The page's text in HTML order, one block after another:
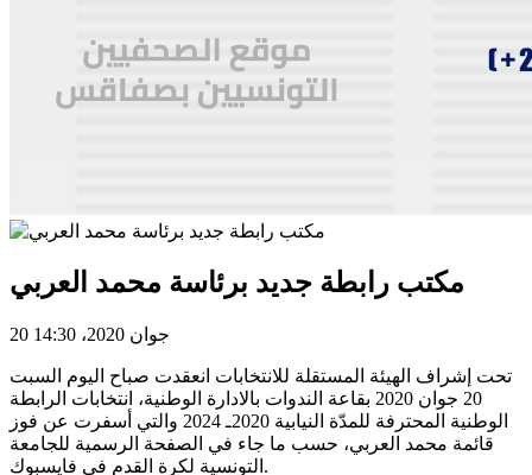
مكتب رابطة جديد برئاسة محمد العربي
20 جوان 2020، 14:30
تحت إشراف الهيئة المستقلة للانتخابات انعقدت صباح اليوم السبت
20 جوان 2020 بقاعة الندوات بالادارة الوطنية، انتخابات الرابطة
الوطنية المحترفة للمدّة النيابية 2020ـ 2024 والتي أسفرت عن فوز
قائمة محمد العربي، حسب ما جاء في الصفحة الرسمية للجامعة
التونسية لكرة القدم في فايسبوك.